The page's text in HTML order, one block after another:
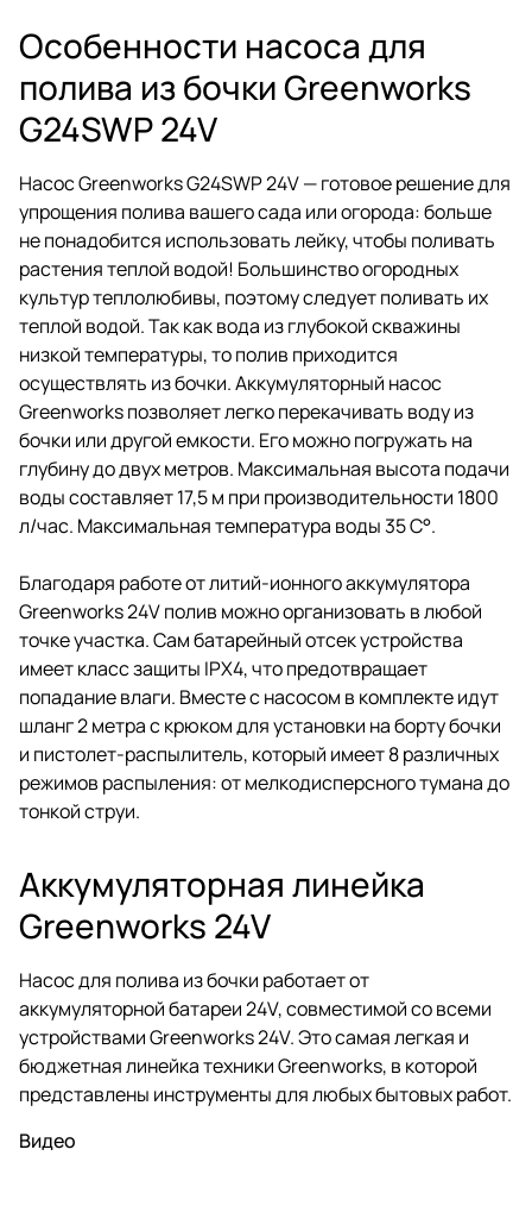
Особенности насоса для
полива из бочки Greenworks
G24SWP 24V
Насос Greenworks G24SWP 24V — готовое решение для
упрощения полива вашего сада или огорода: больше
не понадобится использовать лейку, чтобы поливать
растения теплой водой! Большинство огородных
культур теплолюбивы, поэтому следует поливать их
теплой водой. Так как вода из глубокой скважины
низкой температуры, то полив приходится
осуществлять из бочки. Аккумуляторный насос
Greenworks позволяет легко перекачивать воду из
бочки или другой емкости. Его можно погружать на
глубину до двух метров. Максимальная высота подачи
воды составляет 17,5 м при производительности 1800
л/час. Максимальная температура воды 35 С°.
Благодаря работе от литий-ионного аккумулятора
Greenworks 24V полив можно организовать в любой
точке участка. Сам батарейный отсек устройства
имеет класс защиты IPX4, что предотвращает
попадание влаги. Вместе с насосом в комплекте идут
шланг 2 метра с крюком для установки на борту бочки
и пистолет-распылитель, который имеет 8 различных
режимов распыления: от мелкодисперсного тумана до
тонкой струи.
Аккумуляторная линейка
Greenworks 24V
Насос для полива из бочки работает от
аккумуляторной батареи 24V, совместимой со всеми
устройствами Greenworks 24V. Это самая легкая и
бюджетная линейка техники Greenworks, в которой
представлены инструменты для любых бытовых работ.
Видео